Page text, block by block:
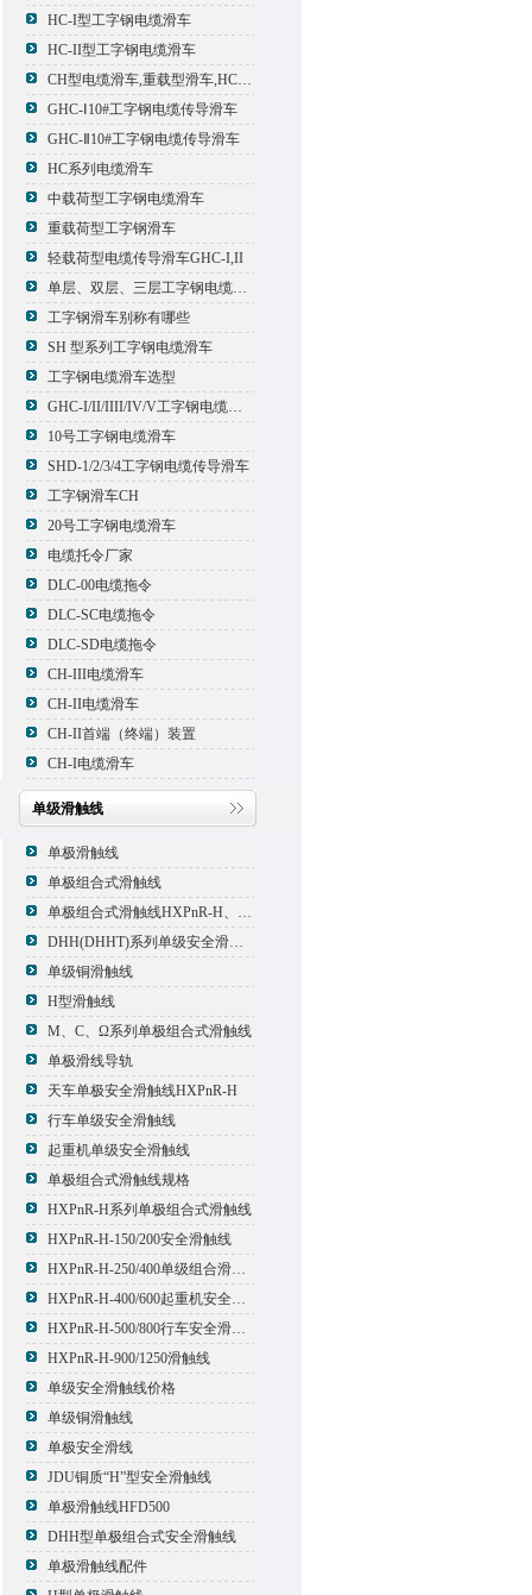
HC-I型工字钢电缆滑车
HC-II型工字钢电缆滑车
CH型电缆滑车,重载型滑车,HC型滑车
GHC-Ⅰ10#工字钢电缆传导滑车
GHC-Ⅱ10#工字钢电缆传导滑车
HC系列电缆滑车
中载荷型工字钢电缆滑车
重载荷型工字钢滑车
轻载荷型电缆传导滑车GHC-I,II
单层、双层、三层工字钢电缆传导滑车
工字钢滑车别称有哪些
SH 型系列工字钢电缆滑车
工字钢电缆滑车选型
GHC-I/II/IIII/IV/V工字钢电缆滑车
10号工字钢电缆滑车
SHD-1/2/3/4工字钢电缆传导滑车
工字钢滑车CH
20号工字钢电缆滑车
电缆托令厂家
DLC-00电缆拖令
DLC-SC电缆拖令
DLC-SD电缆拖令
CH-III电缆滑车
CH-II电缆滑车
CH-II首端（终端）装置
CH-I电缆滑车
单级滑触线
单极滑触线
单极组合式滑触线
单极组合式滑触线HXPnR-H、HXPnR-H8 、HXPnR-HT
DHH(DHHT)系列单级安全滑触线
单级铜滑触线
H型滑触线
M、C、Ω系列单极组合式滑触线
单极滑线导轨
天车单极安全滑触线HXPnR-H
行车单级安全滑触线
起重机单级安全滑触线
单极组合式滑触线规格
HXPnR-H系列单极组合式滑触线
HXPnR-H-150/200安全滑触线
HXPnR-H-250/400单级组合滑触线
HXPnR-H-400/600起重机安全滑触线
HXPnR-H-500/800行车安全滑触线
HXPnR-H-900/1250滑触线
单级安全滑触线价格
单级铜滑触线
单极安全滑线
JDU铜质“H”型安全滑触线
单极滑触线HFD500
DHH型单极组合式安全滑触线
单极滑触线配件